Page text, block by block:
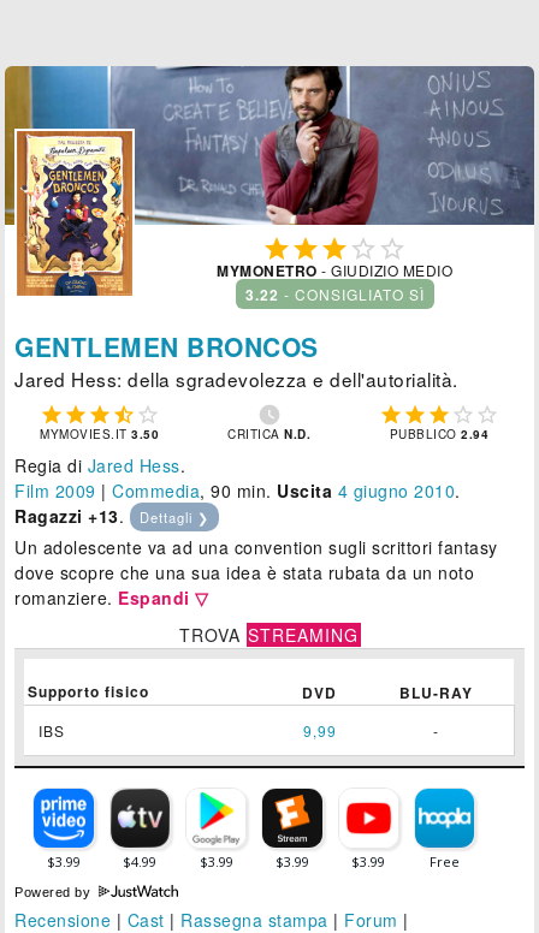
  
MYMONETRO - GIUDIZIO MEDIO
3.22 - CONSIGLIATO SÌ
GENTLEMEN BRONCOS
Jared Hess: della sgradevolezza e dell'autorialità.
    
MYMOVIES.IT3.50

CRITICAN.D.
    
PUBBLICO2.94
Regia di Jared Hess.
Film 2009 |Commedia, 90 min. Uscita 4 giugno 2010.
Ragazzi +13. Dettagli ❯
Un adolescente va ad una convention sugli scrittori fantasy
dove scopre che una sua idea è stata rubata da un noto
romanziere. Espandi ▽
TROVA STREAMING
Supporto fisico DVD BLU-RAY
IBS 9,99 -
Powered by
Recensione | Cast | Rassegna stampa | Forum |